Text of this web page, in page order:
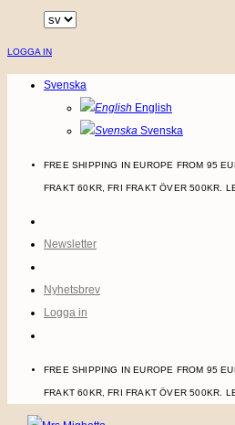
LOGGA IN
Svenska
English
Svenska
FREE SHIPPING IN EUROPE FROM 95
FRAKT 60KR, FRI FRAKT ÖVER 500KR.
Newsletter
Nyhetsbrev
Logga in
FREE SHIPPING IN EUROPE FROM 95
FRAKT 60KR, FRI FRAKT ÖVER 500KR.